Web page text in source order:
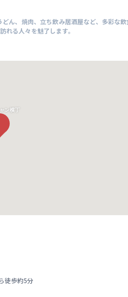
ん、焼肉、立ち飲み居酒屋など、多彩な
れる人々を魅了します。
ン横丁
徒歩約5分